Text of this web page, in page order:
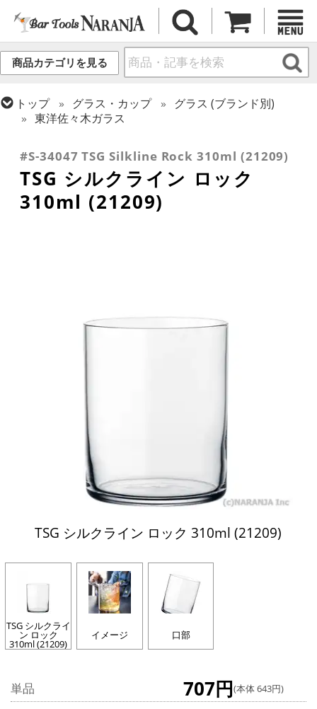
商品カテゴリを見る
トップ グラス・カップ
グラス (ブランド別)
東洋佐々木ガラス
ロックグラス
#S-34047 TSG Silkline Rock 310ml (21209)
TSG シルクライン ロック
310ml (21209)
TSG シルクライン ロック 310ml (21209)
TSG シルクライ
ン ロック
310ml (21209)
イメージ 口部
単品 707円(本体 643円)